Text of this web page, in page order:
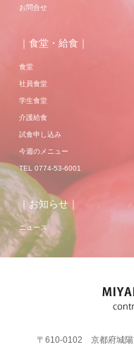
お問合せ
｜食堂・給食｜
食堂
社員食堂
学生食堂
介護給食
試食申し込み
今週のメニュー
TEL 0774-53-6001
｜お知らせ｜
ニュース
〒610-0102 京都府城